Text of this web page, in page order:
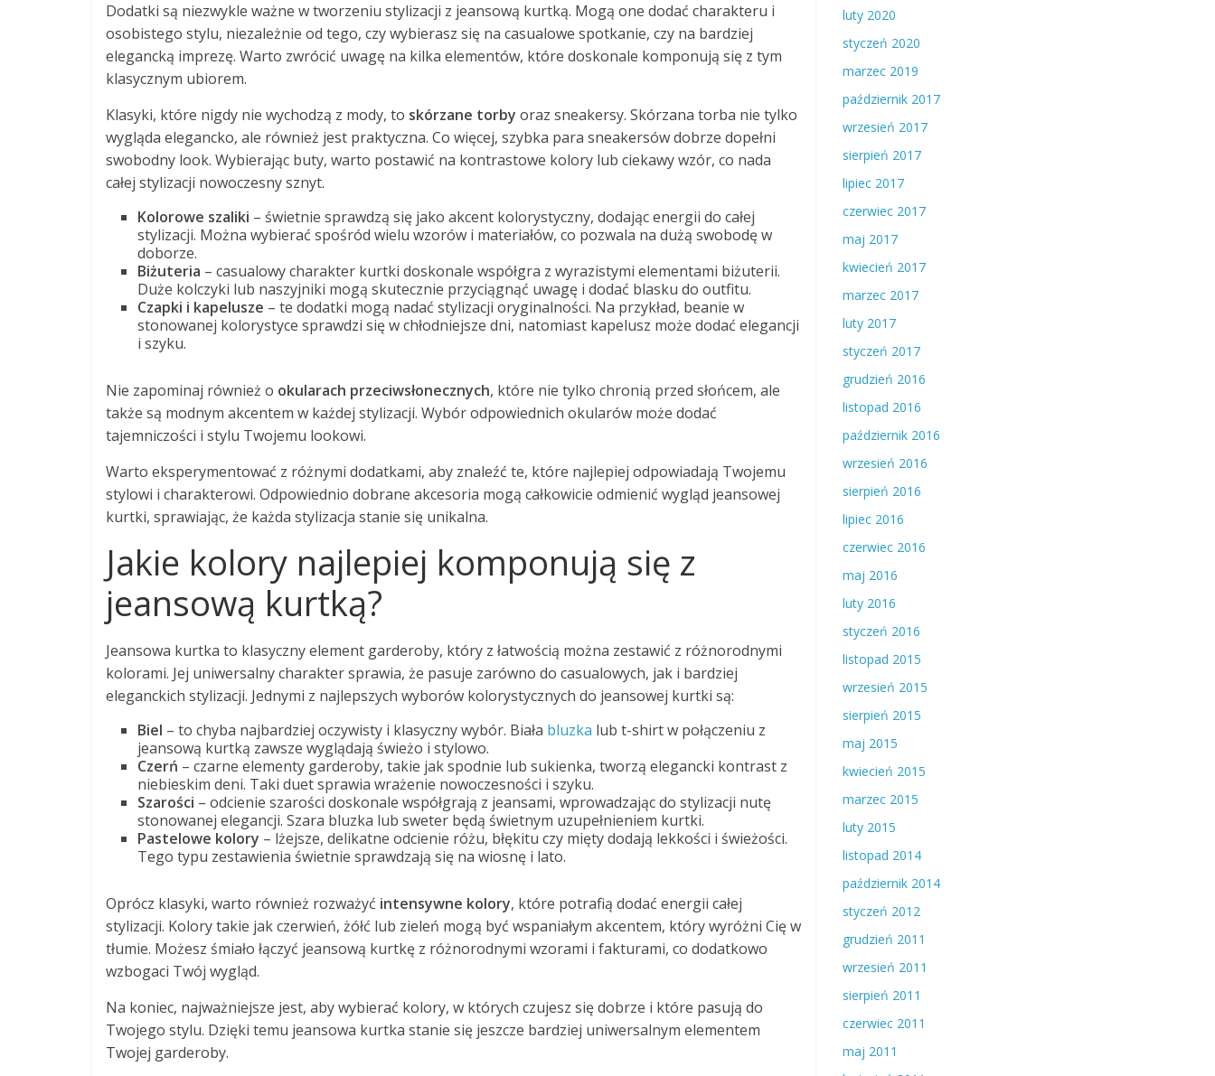
Dodatki są niezwykle ważne w tworzeniu stylizacji z jeansową kurtką. Mogą one dodać charakteru i
osobistego stylu, niezależnie od tego, czy wybierasz się na casualowe spotkanie, czy na bardziej
elegancką imprezę. Warto zwrócić uwagę na kilka elementów, które doskonale komponują się z tym
klasycznym ubiorem.
Klasyki, które nigdy nie wychodzą z mody, to skórzane torby oraz sneakersy. Skórzana torba nie tylko
wygląda elegancko, ale również jest praktyczna. Co więcej, szybka para sneakersów dobrze dopełni
swobodny look. Wybierając buty, warto postawić na kontrastowe kolory lub ciekawy wzór, co nada
całej stylizacji nowoczesny sznyt.
Kolorowe szaliki – świetnie sprawdzą się jako akcent kolorystyczny, dodając energii do całej
stylizacji. Można wybierać spośród wielu wzorów i materiałów, co pozwala na dużą swobodę w
doborze.
Biżuteria – casualowy charakter kurtki doskonale współgra z wyrazistymi elementami biżuterii.
Duże kolczyki lub naszyjniki mogą skutecznie przyciągnąć uwagę i dodać blasku do outfitu.
Czapki i kapelusze – te dodatki mogą nadać stylizacji oryginalności. Na przykład, beanie w
stonowanej kolorystyce sprawdzi się w chłodniejsze dni, natomiast kapelusz może dodać elegancji
i szyku.
Nie zapominaj również o okularach przeciwsłonecznych, które nie tylko chronią przed słońcem, ale
także są modnym akcentem w każdej stylizacji. Wybór odpowiednich okularów może dodać
tajemniczości i stylu Twojemu lookowi.
Warto eksperymentować z różnymi dodatkami, aby znaleźć te, które najlepiej odpowiadają Twojemu
stylowi i charakterowi. Odpowiednio dobrane akcesoria mogą całkowicie odmienić wygląd jeansowej
kurtki, sprawiając, że każda stylizacja stanie się unikalna.
Jakie kolory najlepiej komponują się z
jeansową kurtką?
Jeansowa kurtka to klasyczny element garderoby, który z łatwością można zestawić z różnorodnymi
kolorami. Jej uniwersalny charakter sprawia, że pasuje zarówno do casualowych, jak i bardziej
eleganckich stylizacji. Jednymi z najlepszych wyborów kolorystycznych do jeansowej kurtki są:
Biel – to chyba najbardziej oczywisty i klasyczny wybór. Biała bluzka lub t-shirt w połączeniu z
jeansową kurtką zawsze wyglądają świeżo i stylowo.
Czerń – czarne elementy garderoby, takie jak spodnie lub sukienka, tworzą elegancki kontrast z
niebieskim deni. Taki duet sprawia wrażenie nowoczesności i szyku.
Szarości – odcienie szarości doskonale współgrają z jeansami, wprowadzając do stylizacji nutę
stonowanej elegancji. Szara bluzka lub sweter będą świetnym uzupełnieniem kurtki.
Pastelowe kolory – lżejsze, delikatne odcienie różu, błękitu czy mięty dodają lekkości i świeżości.
Tego typu zestawienia świetnie sprawdzają się na wiosnę i lato.
Oprócz klasyki, warto również rozważyć intensywne kolory, które potrafią dodać energii całej
stylizacji. Kolory takie jak czerwień, żółć lub zieleń mogą być wspaniałym akcentem, który wyróżni Cię w
tłumie. Możesz śmiało łączyć jeansową kurtkę z różnorodnymi wzorami i fakturami, co dodatkowo
wzbogaci Twój wygląd.
Na koniec, najważniejsze jest, aby wybierać kolory, w których czujesz się dobrze i które pasują do
Twojego stylu. Dzięki temu jeansowa kurtka stanie się jeszcze bardziej uniwersalnym elementem
Twojej garderoby.
luty 2020
styczeń 2020
marzec 2019
październik 2017
wrzesień 2017
sierpień 2017
lipiec 2017
czerwiec 2017
maj 2017
kwiecień 2017
marzec 2017
luty 2017
styczeń 2017
grudzień 2016
listopad 2016
październik 2016
wrzesień 2016
sierpień 2016
lipiec 2016
czerwiec 2016
maj 2016
luty 2016
styczeń 2016
listopad 2015
wrzesień 2015
sierpień 2015
maj 2015
kwiecień 2015
marzec 2015
luty 2015
listopad 2014
październik 2014
styczeń 2012
grudzień 2011
wrzesień 2011
sierpień 2011
czerwiec 2011
maj 2011